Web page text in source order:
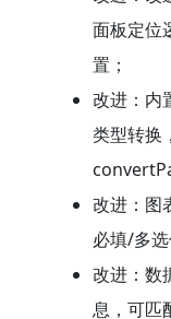
面板定位
置；
改进：内
类型转换
改进：图
必填/多
改进：数
息，可匹